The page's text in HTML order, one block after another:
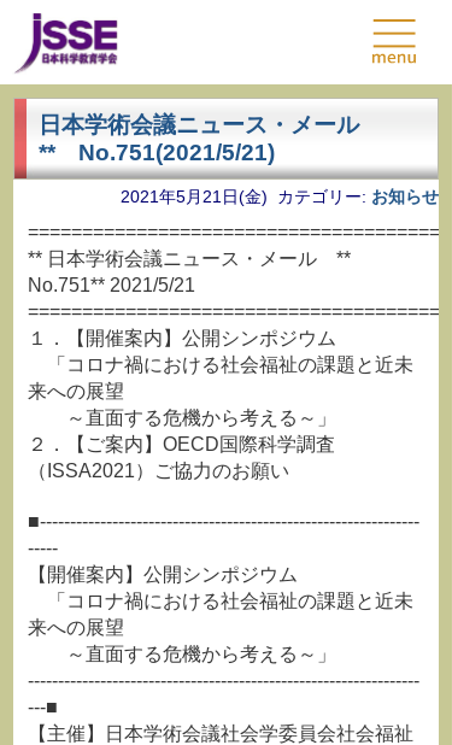
日本学術会議ニュース・メール
** No.751(2021/5/21)
2021年5月21日(金) カテゴリー: お知らせ
** 日本学術会議ニュース・メール **
No.751** 2021/5/21
１．【開催案内】公開シンポジウム
「コロナ禍における社会福祉の課題と近未
来への展望
～直面する危機から考える～」
２．【ご案内】OECD国際科学調査
（ISSA2021）ご協力のお願い
■---------------------------------------------------------------
-----
【開催案内】公開シンポジウム
「コロナ禍における社会福祉の課題と近未
来への展望
～直面する危機から考える～」
-----------------------------------------------------------------
---■
【主催】日本学術会議社会学委員会社会福祉